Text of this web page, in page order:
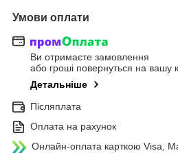
Умови оплати
Ви отримаєте замовлення
або гроші повернуться на вашу
Детальніше
Післяплата
Оплата на рахунок
Онлайн-оплата карткою Visa,